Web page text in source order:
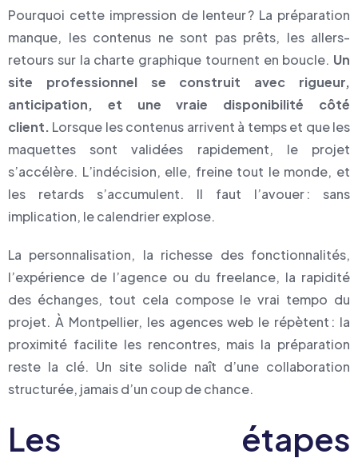
Pourquoi cette impression de lenteur ? La préparation
manque, les contenus ne sont pas prêts, les allers-
retours sur la charte graphique tournent en boucle. Un
site professionnel se construit avec rigueur,
anticipation, et une vraie disponibilité côté
client. Lorsque les contenus arrivent à temps et que les
maquettes sont validées rapidement, le projet
s’accélère. L’indécision, elle, freine tout le monde, et
les retards s’accumulent. Il faut l’avouer : sans
implication, le calendrier explose.
La personnalisation, la richesse des fonctionnalités,
l’expérience de l’agence ou du freelance, la rapidité
des échanges, tout cela compose le vrai tempo du
projet. À Montpellier, les agences web le répètent : la
proximité facilite les rencontres, mais la préparation
reste la clé. Un site solide naît d’une collaboration
structurée, jamais d’un coup de chance.
Les étapes